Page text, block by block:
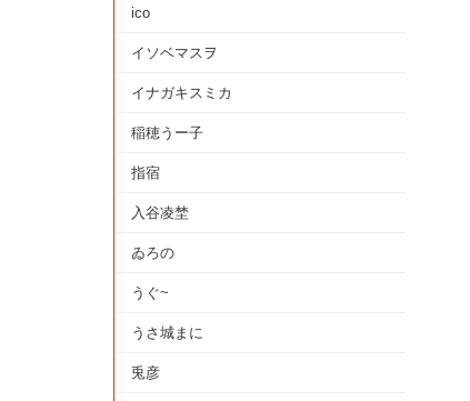
ico
イソベマスヲ
イナガキスミカ
稲穂うー子
指宿
入谷凌埜
ゐろの
うぐ~
うさ城まに
兎彦